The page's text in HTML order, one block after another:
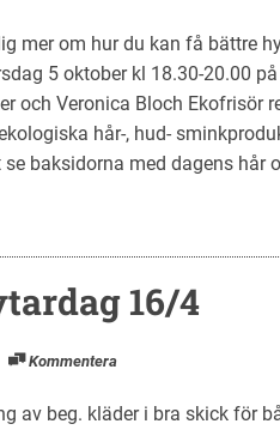
mer om hur du kan få bättre
5 oktober kl 18.30-20.00
och Veronica Bloch Ekofrisör
hår-, hud-
baksidorna med dagens hår
16/4
Kommentera
av beg. kläder i bra skick för